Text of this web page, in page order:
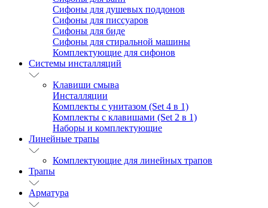
Сифоны для душевых поддонов
Сифоны для писсуаров
Сифоны для биде
Сифоны для стиральной машины
Комплектующие для сифонов
Системы инсталляций
Клавиши смыва
Инсталляции
Комплекты с унитазом (Set 4 в 1)
Комплекты с клавишами (Set 2 в 1)
Наборы и комплектующие
Линейные трапы
Комплектующие для линейных трапов
Трапы
Арматура